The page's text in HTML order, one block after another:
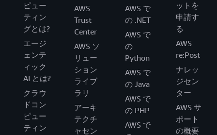
ピュー
ティン
グとは?
エージ
ェンテ
ィック
AI とは?
クラウ
ドコン
ピュー
ティン
AWS
Trust
Center
AWS ソ
リュー
ション
ライブ
ラリ
アーキ
テクチ
ャセン
AWS で
の .NET
AWS で
の
Python
AWS で
の Java
AWS で
の PHP
AWS で
ットを
申請す
る
AWS
re:Post
ナレッ
ジセン
ター
AWS サ
ポート
の概要